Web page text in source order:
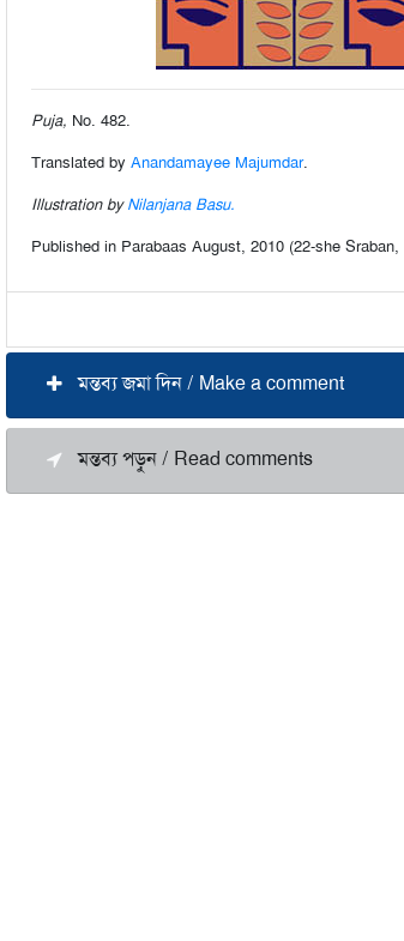
Puja, No. 482.
Translated by Anandamayee Majumdar.
Illustration byNilanjana Basu.
Published in Parabaas August, 2010 (22-she Sraban,
মন্তব্য জমা দিন / Make a comment
মন্তব্য পড়ুন / Read comments